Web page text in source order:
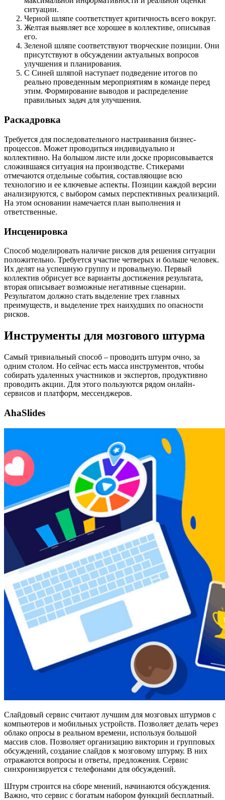
ситуации.
Черной шляпе соответствует критичность всего вокруг.
Желтая выявляет все хорошее в коллективе, описывая
его.
Зеленой шляпе соответствуют творческие позиции. Они
присутствуют в обсуждении актуальных вопросов
улучшения и планирования.
С Синей шляпой наступает подведение итогов по
реально проведенным мероприятиям в команде перед
этим. Формирование выводов и распределение
правильных задач для улучшения.
Раскадровка
Требуется для последовательного настраивания бизнес-
процессов. Может проводиться индивидуально и
коллективно. На большом листе или доске прорисовывается
сложившаяся ситуация на производстве. Стикерами
отмечаются отдельные события, составляющие всю
технологию и ее ключевые аспекты. Позиции каждой версии
анализируются, с выбором самых перспективных реализаций.
На этом основании намечается план выполнения и
ответственные.
Инсценировка
Способ моделировать наличие рисков для решения ситуации
положительно. Требуется участие четверых и больше человек.
Их делят на успешную группу и провальную. Первый
коллектив обрисует все варианты достижения результата,
вторая описывает возможные негативные сценарии.
Результатом должно стать выделение трех главных
преимуществ, и выделение трех наихудших по опасности
рисков.
Инструменты для мозгового штурма
Самый тривиальный способ – проводить штурм очно, за
одним столом. Но сейчас есть масса инструментов, чтобы
собирать удаленных участников и экспертов, продуктивно
проводить акции. Для этого пользуются рядом онлайн-
сервисов и платформ, мессенджеров.
AhaSlides
Слайдовый сервис считают лучшим для мозговых штурмов с
компьютеров и мобильных устройств. Позволяет делать через
облако опросы в реальном времени, используя большой
массив слов. Позволяет организацию викторин и групповых
обсуждений, создание слайдов к мозговому штурму. В них
отражаются вопросы и ответы, предложения. Сервис
синхронизируется с телефонами для обсуждений.
Штурм строится на сборе мнений, начинаются обсуждения.
Важно, что сервис с богатым набором функций бесплатный.